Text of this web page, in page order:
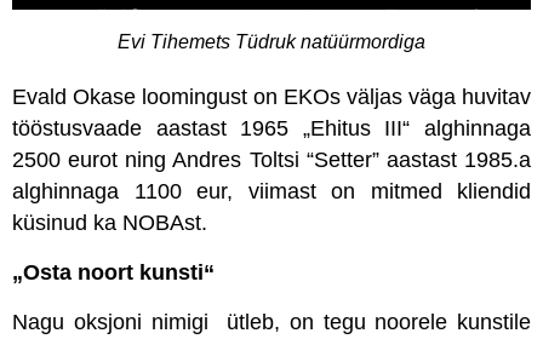
Evi Tihemets Tüdruk natüürmordiga
Evald Okase loomingust on EKOs väljas väga huvitav
tööstusvaade aastast 1965 „Ehitus III“ alghinnaga
2500 eurot ning Andres Toltsi “Setter” aastast 1985.a
alghinnaga 1100 eur, viimast on mitmed kliendid
küsinud ka NOBAst.
„Osta noort kunsti“
Nagu oksjoni nimigi ütleb, on tegu noorele kunstile